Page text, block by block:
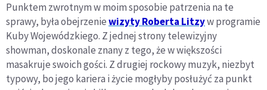
Punktem zwrotnym w moim sposobie patrzenia na te
sprawy, była obejrzeniewizyty Roberta Litzyw programie
Kuby Wojewódzkiego. Z jednej strony telewizyjny
showman, doskonale znany z tego, że w większości
masakruje swoich gości. Z drugiej rockowy muzyk, niezbyt
typowy, bo jego kariera i życie mogłyby posłużyć za punkt